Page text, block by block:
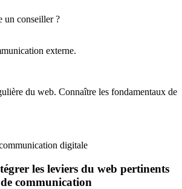
un conseiller ?
externe.
du web. Connaître les fondamentaux de
digitale
les leviers du web pertinents
communication